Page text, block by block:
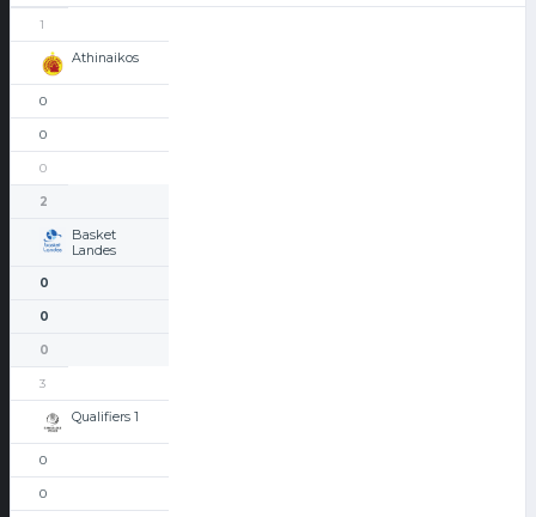
1
Athinaikos
0
0
0
2
Basket
Landes
0
0
0
3
Qualifiers 1
0
0